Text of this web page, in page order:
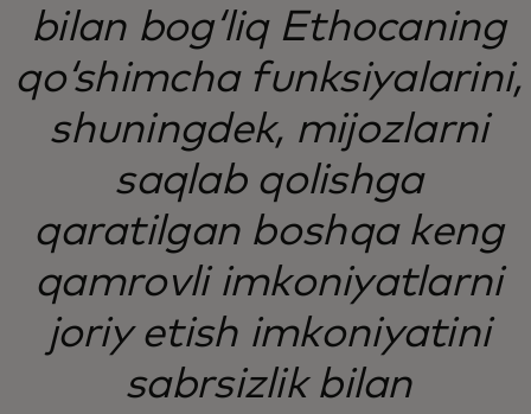
bilan bog‘liq Ethocaning
qo‘shimcha funksiyalarini,
shuningdek, mijozlarni
saqlab qolishga
qaratilgan boshqa keng
qamrovli imkoniyatlarni
joriy etish imkoniyatini
sabrsizlik bilan